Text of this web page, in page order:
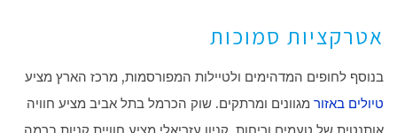
אטרקציות סמוכות
בנוסף לחופים המדהימים ולטיילות המפורסמות, מרכז הארץ מציע
טיולים באזורמגוונים ומרתקים. שוק הכרמל בתל אביב מציע חוויה